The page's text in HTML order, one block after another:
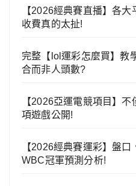
【2026經典賽直播】各
收費真的太扯!
完整【lol運彩怎麼買】教
合而非人頭數?
【2026亞運電競項目】
項遊戲公開!
【2026經典賽運彩】盤
WBC冠軍預測分析!